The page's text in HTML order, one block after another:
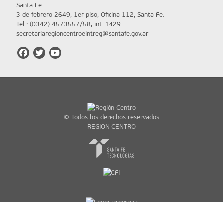
Santa Fe
3 de febrero 2649, 1er piso, Oficina 112, Santa Fe.
Tel.: (0342) 4573557/58, int. 1429
secretariaregioncentroeintreg@santafe.gov.ar
© Todos los derechos reservados
REGION CENTRO